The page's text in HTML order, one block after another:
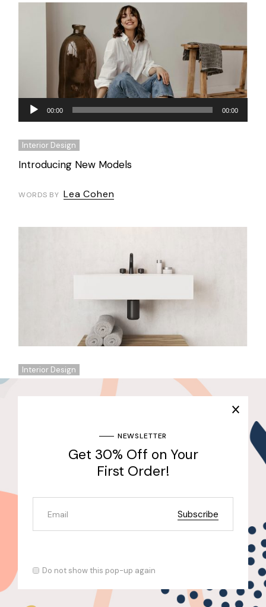
Audio
Player
00:00 00:00
Interior Design
Introducing New Models
WORDS BY Lea Cohen
Interior Design
Architecture & Interiors Designs Hotel in Puerto
NEWSLETTER
Get 30% Off on Your
First Order!
Subscribe
Do not show this pop-up again